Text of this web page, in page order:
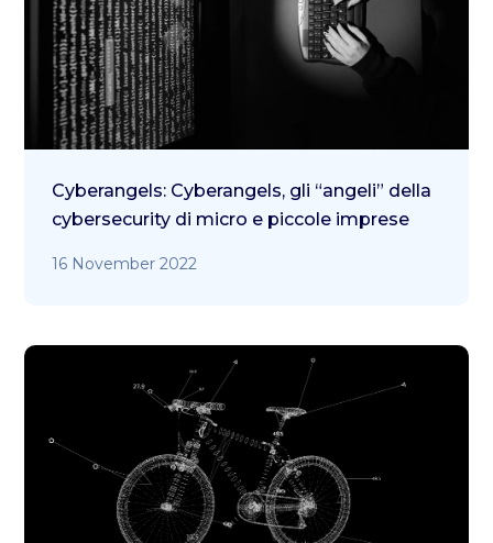
Cyberangels: Cyberangels, gli “angeli” della
cybersecurity di micro e piccole imprese
16 November 2022